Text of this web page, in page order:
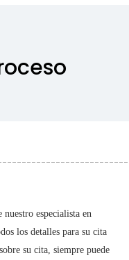
especialista en
los detalles para su cita
su cita, siempre puede